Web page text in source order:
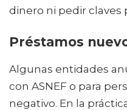
dinero ni pedir claves
Préstamos
Algunas entidades
con ASNEF o para
negativo. En la